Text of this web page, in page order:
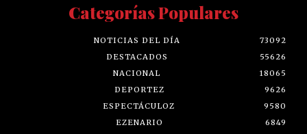
Categorías Populares
NOTICIAS DEL DÍA
73092
DESTACADOS
55626
NACIONAL
18065
DEPORTEZ
9626
ESPECTÁCULOZ
9580
EZENARIO
6849